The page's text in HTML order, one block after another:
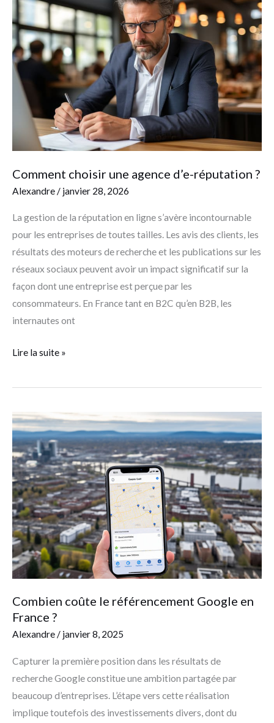
Comment choisir une agence d’e-réputation ?
Alexandre/ janvier 28, 2026
La gestion de la réputation en ligne s’avère incontournable
pour les entreprises de toutes tailles. Les avis des clients, les
résultats des moteurs de recherche et les publications sur les
réseaux sociaux peuvent avoir un impact significatif sur la
façon dont une entreprise est perçue par les
consommateurs. En France tant en B2C qu’en B2B, les
internautes ont
une
agence
d’e-
réputation
Lire la suite »
Combien coûte le référencement Google en
France ?
Alexandre/ janvier 8, 2025
Capturer la première position dans les résultats de
recherche Google constitue une ambition partagée par
beaucoup d’entreprises. L’étape vers cette réalisation
implique toutefois des investissements divers, dont du
Combien
coûte
le
référencement
Google
en
France
?